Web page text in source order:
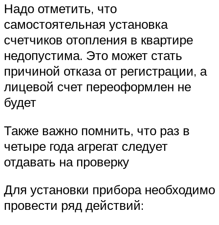
Надо отметить, что
самостоятельная установка
счетчиков отопления в квартире
недопустима. Это может стать
причиной отказа от регистрации, а
лицевой счет переоформлен не
будет
Также важно помнить, что раз в
четыре года агрегат следует
отдавать на проверку
Для установки прибора необходимо
провести ряд действий: